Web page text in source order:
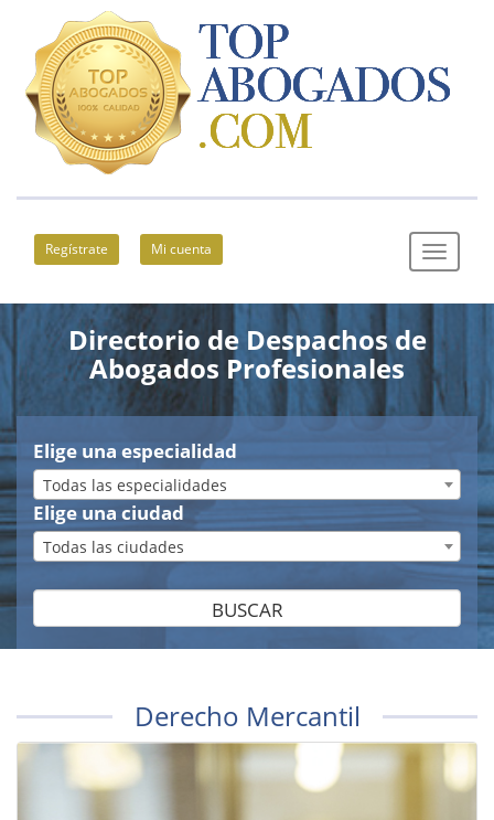
Regístrate Mi cuenta
Directorio de Despachos de
Abogados Profesionales
Elige una especialidad
Todas las especialidades
Elige una ciudad
Todas las ciudades
BUSCAR
Derecho Mercantil